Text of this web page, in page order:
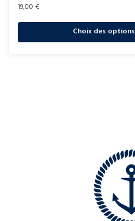
19,00 €
Choix des options